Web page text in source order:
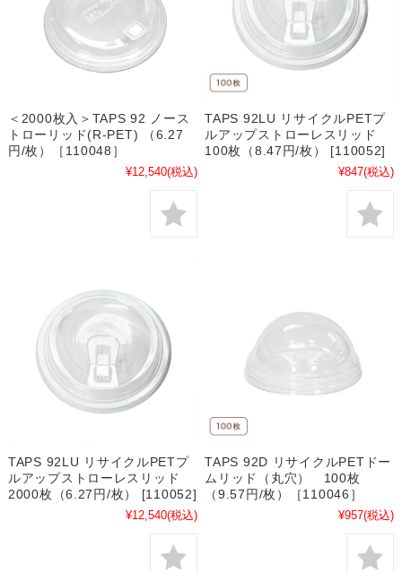
＜2000枚入＞TAPS 92 ノース
トローリッド(R-PET) （6.27
円/枚）［110048］
¥12,540(税込)
TAPS 92LU リサイクルPETプ
ルアップストローレスリッド
100枚（8.47円/枚） [110052]
¥847(税込)
TAPS 92LU リサイクルPETプ
ルアップストローレスリッド
2000枚（6.27円/枚） [110052]
¥12,540(税込)
TAPS 92D リサイクルPETドー
ムリッド（丸穴） 100枚
（9.57円/枚）［110046］
¥957(税込)